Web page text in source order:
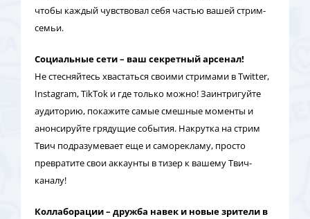
чтобы каждый чувствовал себя частью вашей стрим-
семьи.
Социальные сети – ваш секретный арсенал!
Не стесняйтесь хвастаться своими стримами в Twitter,
Instagram, TikTok и где только можно! Заинтригуйте
аудиторию, покажите самые смешные моменты и
анонсируйте грядущие события. Накрутка на стрим
Твич подразумевает еще и саморекламу, просто
превратите свои аккаунты в тизер к вашему Твич-
каналу!
Коллаборации – дружба навек и новые зрители в